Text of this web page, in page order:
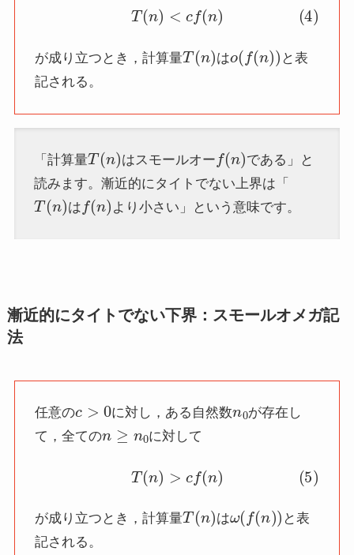
(4)T( n) <cf(n)
が成り立つとき，計算量
T(n )
は
( (n )
と表
記される。
「計算量
T(n )
はスモールオー
(n
である」と
読みます。漸近的にタイトでない上界は「
T(n )
は
(n
より小さい」という意味です。
漸近的にタイトでない下界：スモールオメガ記
法
任意の
>
に対し，ある自然数
が存在し
て，全ての
≥n
に対して
(5)T( n) >cf(n)
が成り立つとき，計算量
T(n )
は
ω( f(n ))
と表
記される。